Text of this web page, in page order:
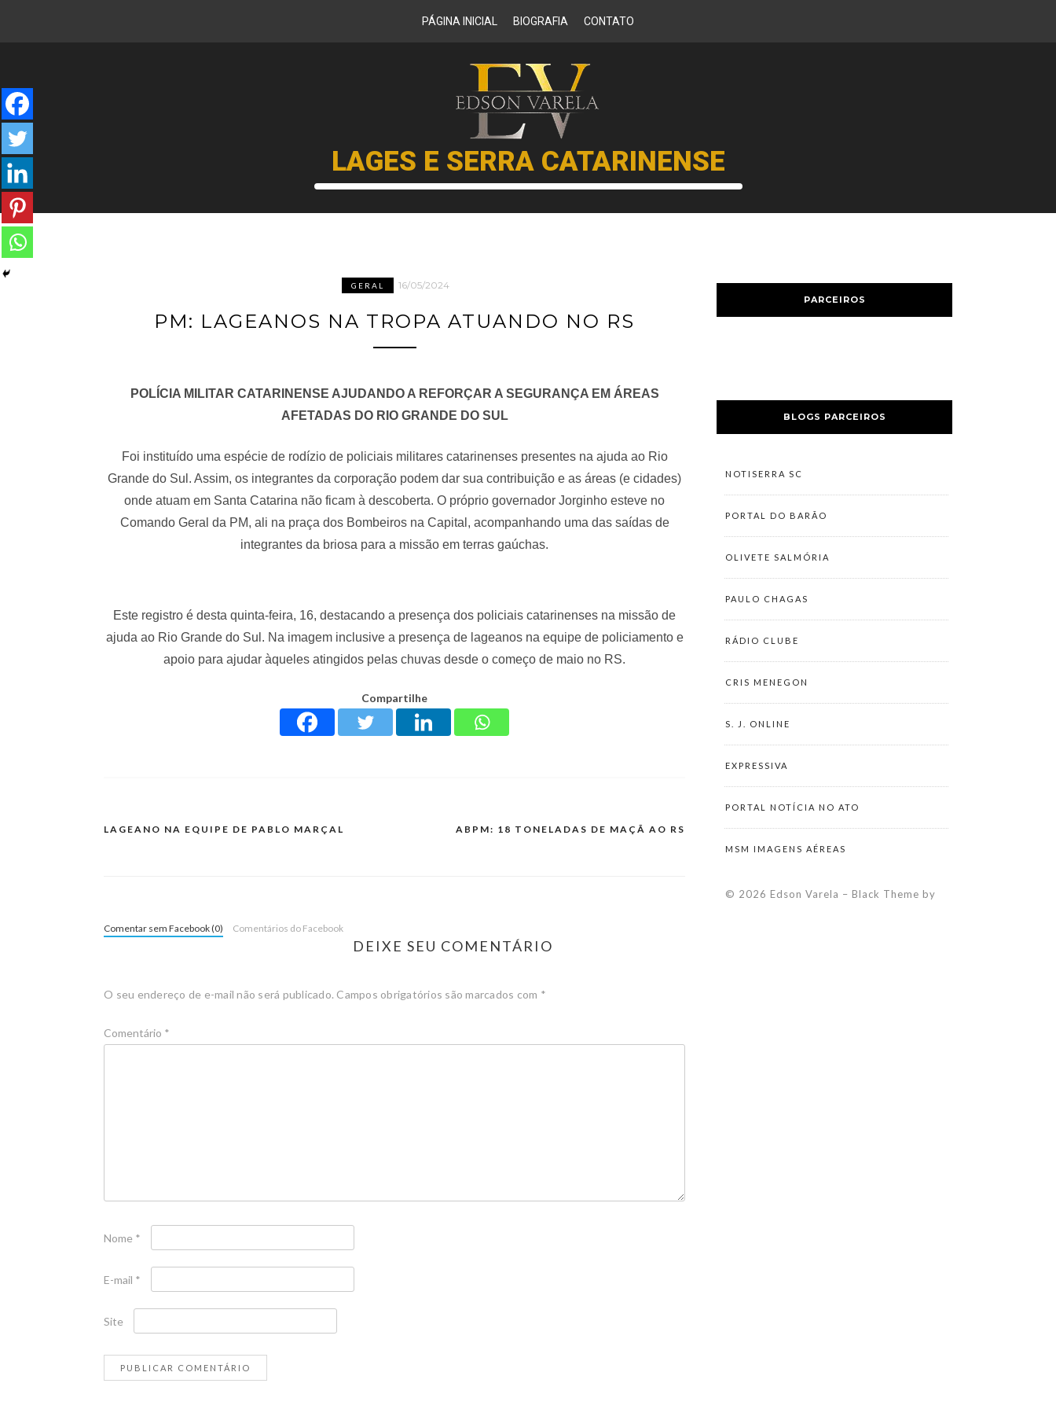
PÁGINA INICIAL BIOGRAFIA CONTATO
LAGES E SERRA CATARINENSE
GERAL 16/05/2024
PM: LAGEANOS NA TROPA ATUANDO NO RS
POLÍCIA MILITAR CATARINENSE AJUDANDO A REFORÇAR A SEGURANÇA EM ÁREAS
AFETADAS DO RIO GRANDE DO SUL
Foi instituído uma espécie de rodízio de policiais militares catarinenses presentes na ajuda ao Rio
Grande do Sul. Assim, os integrantes da corporação podem dar sua contribuição e as áreas (e cidades)
onde atuam em Santa Catarina não ficam à descoberta. O próprio governador Jorginho esteve no
Comando Geral da PM, ali na praça dos Bombeiros na Capital, acompanhando uma das saídas de
integrantes da briosa para a missão em terras gaúchas.
Este registro é desta quinta-feira, 16, destacando a presença dos policiais catarinenses na missão de
ajuda ao Rio Grande do Sul. Na imagem inclusive a presença de lageanos na equipe de policiamento e
apoio para ajudar àqueles atingidos pelas chuvas desde o começo de maio no RS.
Compartilhe
LAGEANO NA EQUIPE DE PABLO MARÇAL ABPM: 18 TONELADAS DE MAÇÃ AO RS
DEIXE SEU COMENTÁRIO
Comentar sem Facebook (0) Comentários do Facebook
O seu endereço de e-mail não será publicado. Campos obrigatórios são marcados com *
Comentário *
Nome *
E-mail *
Site
PARCEIROS
BLOGS PARCEIROS
NOTISERRA SC
PORTAL DO BARÃO
OLIVETE SALMÓRIA
PAULO CHAGAS
RÁDIO CLUBE
CRIS MENEGON
S. J. ONLINE
EXPRESSIVA
PORTAL NOTÍCIA NO ATO
MSM IMAGENS AÉREAS
© 2026 Edson Varela – Black Theme by